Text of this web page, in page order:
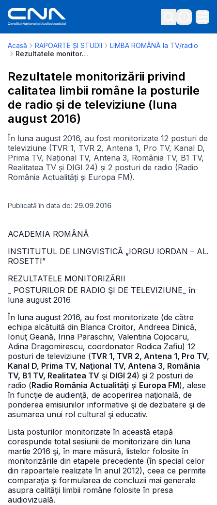
Acasă RAPOARTE ȘI STUDII
LIMBA ROMÂNĂ la TV/radio
Rezultatele monitorizării privind calitatea limbii române la posturile de radio și de televiziune (luna august 2016)
Rezultatele monitorizării privind
calitatea limbii române la posturile
de radio și de televiziune (luna
august 2016)
În luna august 2016, au fost monitorizate 12 posturi de
televiziune (TVR 1, TVR 2, Antena 1, Pro TV, Kanal D,
Prima TV, Național TV, Antena 3, România TV, B1 TV,
Realitatea TV și DIGI 24) și 2 posturi de radio (Radio
România Actualități și Europa FM).
Publicată în data de: 29.09.2016
ACADEMIA ROMÂNĂ
INSTITUTUL DE LINGVISTICĂ „IORGU IORDAN – AL.
ROSETTI”
REZULTATELE MONITORIZĂRII
_ POSTURILOR DE RADIO ŞI DE TELEVIZIUNE _ în
luna august 2016
În luna august 2016, au fost monitorizate (de către
echipa alcătuită din Blanca Croitor, Andreea Dinică,
Ionuţ Geană, Irina Paraschiv, Valentina Cojocaru,
Adina Dragomirescu, coordonator Rodica Zafiu) 12
posturi de televiziune (TVR 1, TVR 2, Antena 1, Pro TV,
Kanal D, Prima TV, Naţional TV, Antena 3, România
TV, B1 TV, Realitatea TV şi DIGI 24) şi 2 posturi de
radio (Radio România Actualităţi şi Europa FM), alese
în funcţie de audienţă, de acoperirea naţională, de
ponderea emisiunilor informative şi de dezbatere şi de
asumarea unui rol cultural şi educativ.
Lista posturilor monitorizate în această etapă
corespunde total sesiunii de monitorizare din luna
martie 2016 şi, în mare măsură, listelor folosite în
monitorizările din etapele precedente (în special celor
din rapoartele realizate în anul 2012), ceea ce permite
comparaţia şi formularea de concluzii mai generale
asupra calităţii limbii române folosite în presa
audiovizuală.